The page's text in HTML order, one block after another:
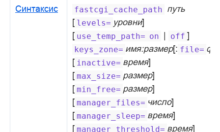
Синтаксис fastcgi_cache_path путь
[ levels= уровни]
[ use_temp_path= on | off ]
keys_zone= имя:размер[: file=
[ inactive= время]
[ max_size= размер]
[ min_free= размер]
[ manager_files= число]
[ manager_sleep= время]
[ manager_threshold= время]